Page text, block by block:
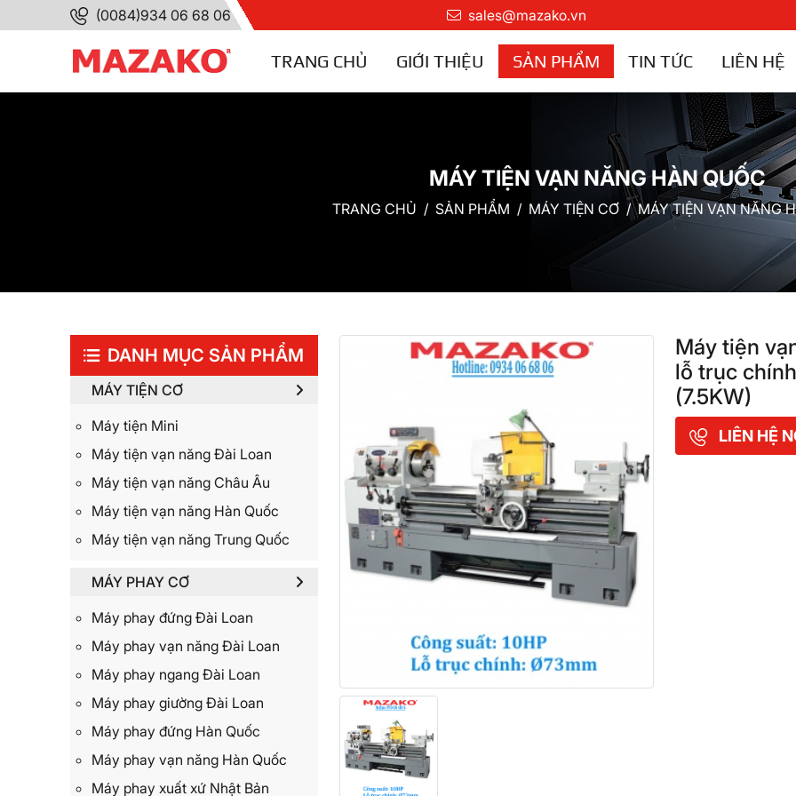
(0084)934 06 68 06 sales@mazako.vn
TRANG CHỦ GIỚI THIỆU SẢN PHẨM TIN TỨC LIÊN HỆ
MÁY TIỆN VẠN NĂNG HÀN QUỐC
TRANG CHỦ SẢN PHẨM MÁY TIỆN CƠ MÁY TIỆN VẠN NĂNG
DANH MỤC SẢN PHẨM
MÁY TIỆN CƠ
Máy tiện Mini
Máy tiện vạn năng Đài Loan
Máy tiện vạn năng Châu Âu
Máy tiện vạn năng Hàn Quốc
Máy tiện vạn năng Trung Quốc
MÁY PHAY CƠ
Máy phay đứng Đài Loan
Máy phay vạn năng Đài Loan
Máy phay ngang Đài Loan
Máy phay giường Đài Loan
Máy phay đứng Hàn Quốc
Máy phay vạn năng Hàn Quốc
Máy phay xuất xứ Nhật Bản
Máy tiện
lỗ trục
(7.5KW)
LIÊN HỆ